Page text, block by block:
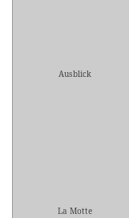
Ausblick
La Motte